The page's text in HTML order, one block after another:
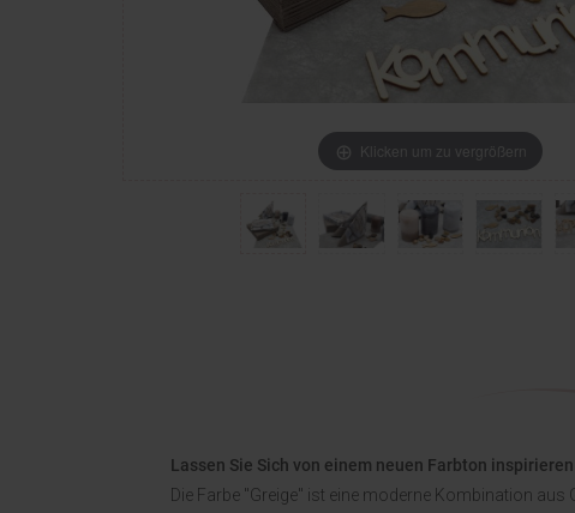
Klicken um zu vergrößern
Lassen Sie Sich von einem neuen Farbton
Die Farbe "Greige" ist eine moderne Kombination aus